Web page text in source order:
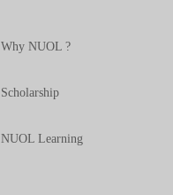
Why NUOL ?
Scholarship
NUOL Learning